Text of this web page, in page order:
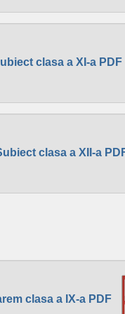
clasa a XI-a PDF
clasa a XII-a
clasa a IX-a PDF